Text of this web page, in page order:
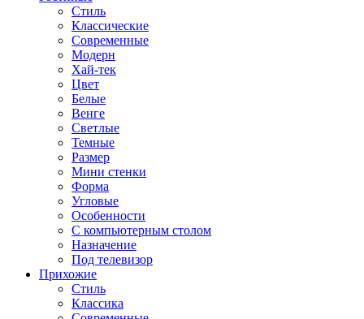
Стиль
Классические
Современные
Модерн
Хай-тек
Цвет
Белые
Венге
Светлые
Темные
Размер
Мини стенки
Форма
Угловые
Особенности
С компьютерным столом
Назначение
Под телевизор
Прихожие
Стиль
Классика